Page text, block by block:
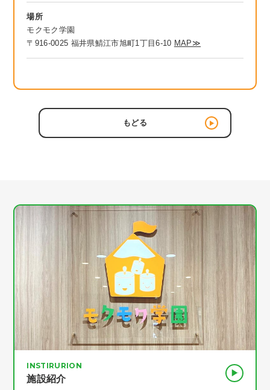
場所
モクモク学園
〒916-0025 福井県鯖江市旭町1丁目6-10 MAP≫
もどる
INSTIRURION
施設紹介